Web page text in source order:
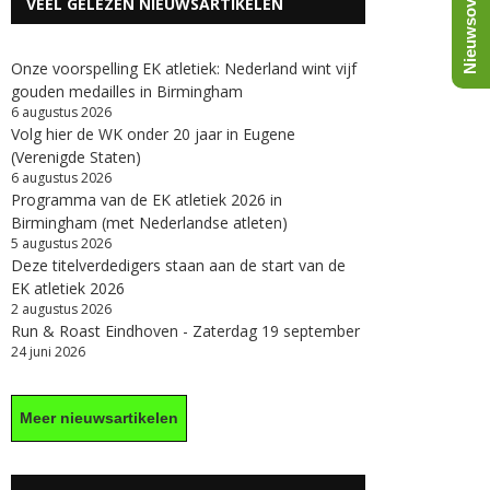
Onze voorspelling EK atletiek: Nederland wint vijf
gouden medailles in Birmingham
6 augustus 2026
Volg hier de WK onder 20 jaar in Eugene
(Verenigde Staten)
6 augustus 2026
Programma van de EK atletiek 2026 in
Birmingham (met Nederlandse atleten)
5 augustus 2026
Deze titelverdedigers staan aan de start van de
EK atletiek 2026
2 augustus 2026
Run & Roast Eindhoven - Zaterdag 19 september
24 juni 2026
Meer nieuwsartikelen